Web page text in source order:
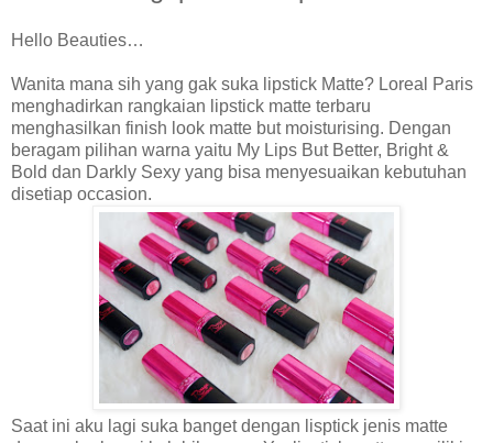
Hello Beauties…
Wanita mana sih yang gak suka lipstick Matte? Loreal Paris
menghadirkan rangkaian lipstick matte terbaru
menghasilkan finish look matte but moisturising. Dengan
beragam pilihan warna yaitu My Lips But Better, Bright &
Bold dan Darkly Sexy yang bisa menyesuaikan kebutuhan
disetiap occasion.
Saat ini aku lagi suka banget dengan lisptick jenis matte